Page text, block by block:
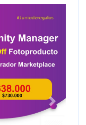
Siguiente